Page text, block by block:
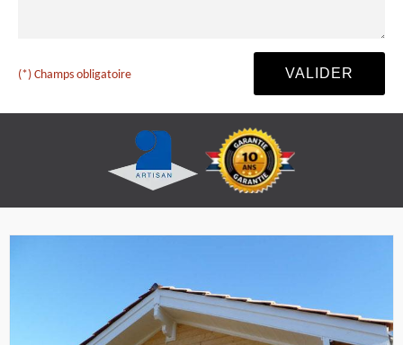
(*) Champs obligatoire